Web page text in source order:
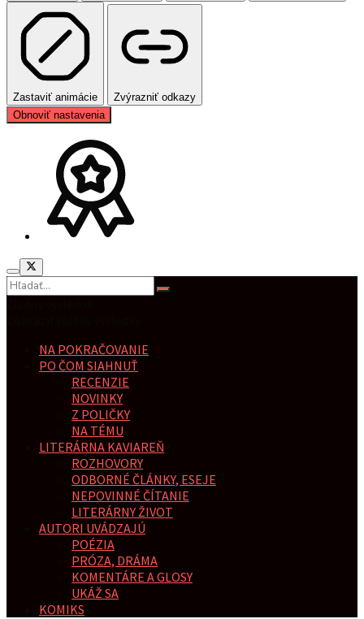
Zastaviť animácie
Zvýrazniť odkazy
Obnoviť nastavenia
NA POKRAČOVANIE
PO ČOM SIAHNUŤ
RECENZIE
NOVINKY
Z POLIČKY
NA TÉMU
LITERÁRNA KAVIAREŇ
ROZHOVORY
ODBORNÉ ČLÁNKY, ESEJE
NEPOVINNÉ ČÍTANIE
LITERÁRNY ŽIVOT
AUTORI UVÁDZAJÚ
POÉZIA
PRÓZA, DRÁMA
KOMENTÁRE A GLOSY
UKÁŽ SA
KOMIKS